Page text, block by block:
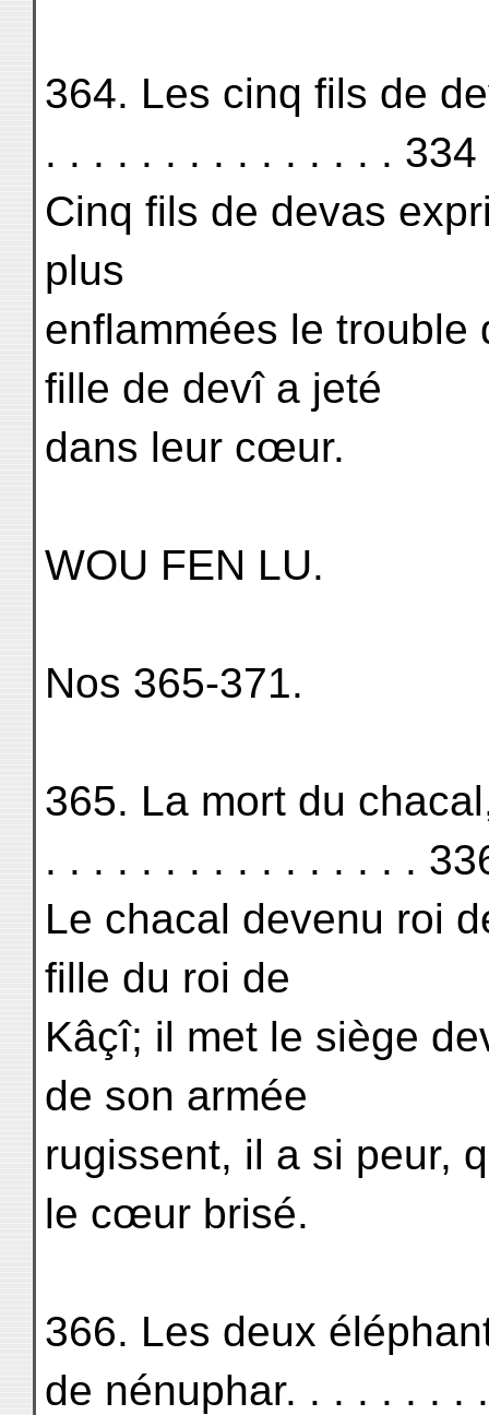
364. Les cinq fils de
. . . . . . . . . . . . . . . 334
Cinq fils de devas
plus
enflammées le trouble
fille de devî a jeté
dans leur cœur.
WOU FEN LU.
Nos 365-371.
365. La mort du
. . . . . . . . . . . . . . . .
Le chacal devenu roi
fille du roi de
Kâçî; il met le siège
de son armée
rugissent, il a si peur,
le cœur brisé.
366. Les deux
de nénuphar. . . . . . . .